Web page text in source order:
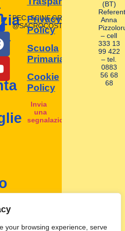
your browsing experience, serve
PEC: SCINF.GROTTAGLIE
Privacy
Policy
Scuola
Primaria
Cookie
Policy
Invia
una
segnalazione
(BT)
Anna
– cell
333 13
99 422
– tel.
0883
56 68
68